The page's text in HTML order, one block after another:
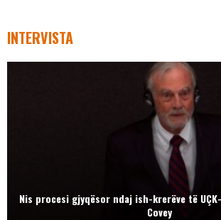
INTERVISTA
Nis procesi gjyqësor ndaj ish-krerëve të
Covey